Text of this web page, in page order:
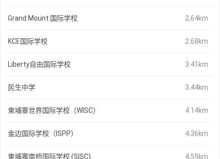
Grand Mount 国际学校 2.64km
KCE国际学校 2.68km
Liberty自由国际学校 3.41km
民生中学 3.44km
柬埔寨世界国际学校（WISC） 4.14km
金边国际学校（ISPP） 4.36km
柬埔寨南桥国际学校 (SISC) 4.59km